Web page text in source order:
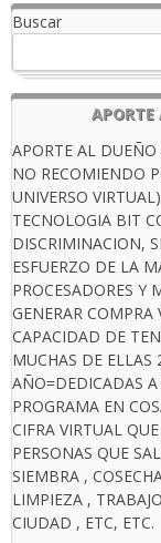
Buscar
APORTE
APORTE AL DUEÑO
NO RECOMIENDO
UNIVERSO
TECNOLOGIA BIT
DISCRIMINACION,
ESFUERZO DE LA
PROCESADORES Y
GENERAR
CAPACIDAD DE
MUCHAS DE ELLAS
AÑO=DEDICADAS
PROGRAMA EN
CIFRA VIRTUAL
PERSONAS QUE
SIEMBRA ,
LIMPIEZA ,
CIUDAD , ETC, ETC.